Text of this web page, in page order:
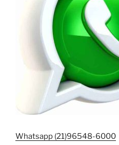
Whatsapp (21)96548-6000